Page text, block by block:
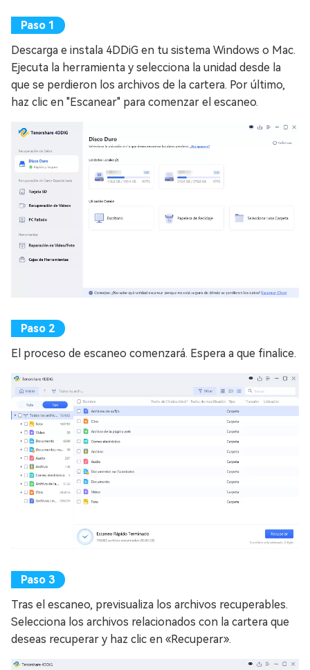
Descarga e instala 4DDiG en tu sistema Windows o Mac.
Ejecuta la herramienta y selecciona la unidad desde la
que se perdieron los archivos de la cartera. Por último,
haz clic en "Escanear" para comenzar el escaneo.
El proceso de escaneo comenzará. Espera a que finalice.
Tras el escaneo, previsualiza los archivos recuperables.
Selecciona los archivos relacionados con la cartera que
deseas recuperar y haz clic en «Recuperar».